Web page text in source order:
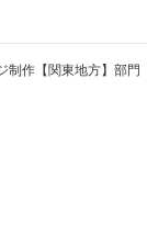
制作【関東地方】部門